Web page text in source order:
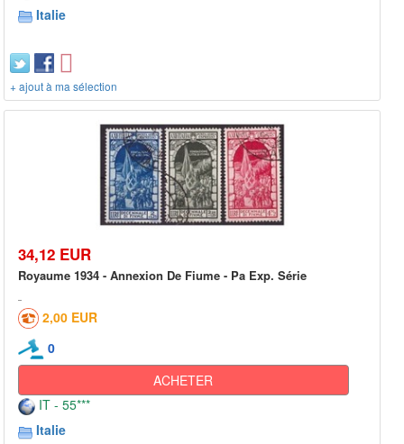
Italie
+ ajout à ma sélection
34,12 EUR
Royaume 1934 - Annexion De Fiume - Pa Exp. Série
2,00 EUR
0
ACHETER
IT - 55***
Italie